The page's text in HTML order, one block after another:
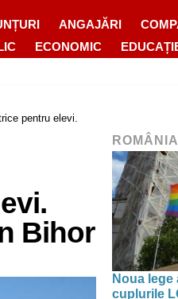
ANGAJĂRI
ECONOMIC
pentru elevi.
Bihor
ROMÂNIA
Noua
cuplurile